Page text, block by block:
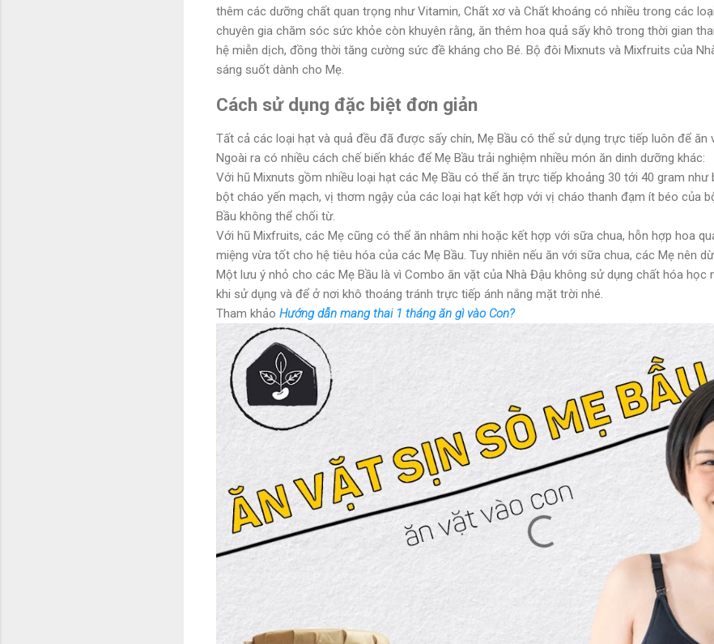
thêm các dưỡng chất quan trọng như Vitamin, Chất xơ và Chất khoáng có nhiều trong các
chuyên gia chăm sóc sức khỏe còn khuyên rằng, ăn thêm hoa quả sấy khô trong thời gian
hệ miễn dịch, đồng thời tăng cường sức đề kháng cho Bé. Bộ đôi Mixnuts và Mixfruits của
sáng suốt dành cho Mẹ.
Cách sử dụng đặc biệt đơn giản
Tất cả các loại hạt và quả đều đã được sấy chín, Mẹ Bầu có thể sử dụng trực tiếp luôn để ăn
Ngoài ra có nhiều cách chế biến khác để Mẹ Bầu trải nghiệm nhiều món ăn dinh dưỡng khác:
Với hũ Mixnuts gồm nhiều loại hạt các Mẹ Bầu có thể ăn trực tiếp khoảng 30 tới 40 gram như
bột cháo yến mạch, vị thơm ngậy của các loại hạt kết hợp với vị cháo thanh đạm ít béo của
Bầu không thể chối từ.
Với hũ Mixfruits, các Mẹ cũng có thể ăn nhâm nhi hoặc kết hợp với sữa chua, hỗn hợp hoa
miệng vừa tốt cho hệ tiêu hóa của các Mẹ Bầu. Tuy nhiên nếu ăn với sữa chua, các Mẹ nên
Một lưu ý nhỏ cho các Mẹ Bầu là vì Combo ăn vặt của Nhà Đậu không sử dụng chất hóa học
khi sử dụng và để ở nơi khô thoáng tránh trực tiếp ánh nắng mặt trời nhé.
Tham khảo Hướng dẫn mang thai 1 tháng ăn gì vào Con?